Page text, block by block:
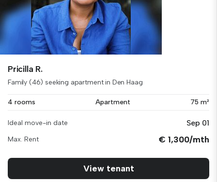
Pricilla R.
Family (46) seeking apartment in Den Haag
4 rooms Apartment 75 m²
Ideal move-in date Sep 01
Max. Rent € 1,300/mth
View tenant